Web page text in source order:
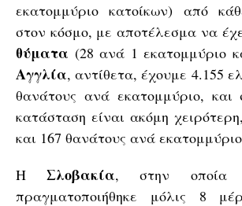
εκατομμύριο κατοίκων) από
στον κόσμο, με αποτέλεσμα να
θύματα (28 ανά 1 εκατομμύριο
Αγγλία, αντίθετα, έχουμε 4.155
θανάτους ανά εκατομμύριο,
κατάσταση είναι ακόμη
και 167 θανάτους ανά
ΗΣλοβακία, στην οποία
πραγματοποιήθηκε μόλις 8